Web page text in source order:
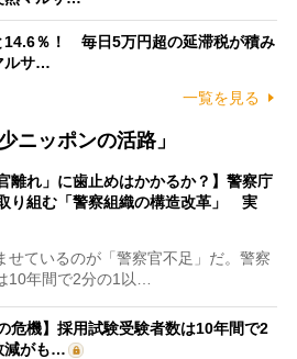
14.6％！ 毎日5万円超の延滞税が積み
ルサ…
一覧を見る
ニッポンの活路」
離れ」に歯止めはかかるか？】警察庁
り組む「警察組織の構造改革」 実
ているのが「警察官不足」だ。警察
10年間で2分の1以…
危機】採用試験受験者数は10年間で2
減がも…